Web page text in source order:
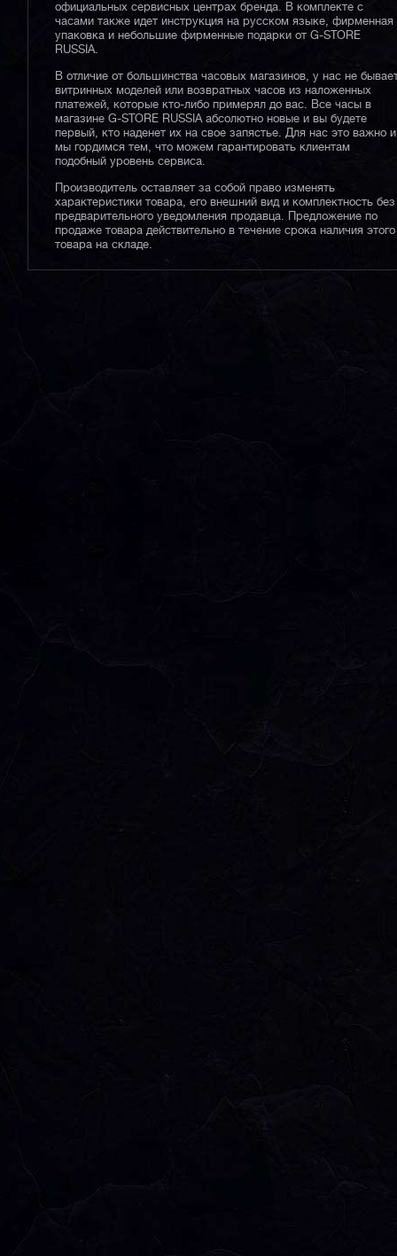
официальных сервисных центрах бренда. В комплекте с
часами также идет инструкция на русском языке, фирменная
упаковка и небольшие фирменные подарки от G-STORE
RUSSIA.
В отличие от большинства часовых магазинов, у нас не
витринных моделей или возвратных часов из наложенных
платежей, которые кто-либо примерял до вас. Все часы в
магазине G-STORE RUSSIA абсолютно новые и вы будете
первый, кто наденет их на свое запястье. Для нас это важно и
мы гордимся тем, что можем гарантировать клиентам
подобный уровень сервиса.
Производитель оставляет за собой право изменять
характеристики товара, его внешний вид и комплектность без
предварительного уведомления продавца. Предложение по
продаже товара действительно в течение срока наличия этого
товара на складе.